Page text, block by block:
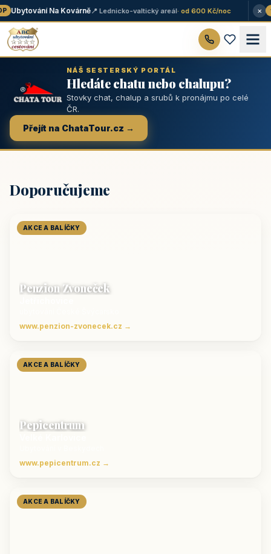
Ubytování Na Kovárně📍 Lednicko-valtický areál· od 600 Kč/noc ★
×
NÁŠ SESTERSKÝ PORTÁL
Hledáte chatu nebo chalupu?
Stovky chat, chalup a srubů k pronájmu po celé
ČR.
Přejít na ChataTour.cz →
Doporučujeme
AKCE A BALÍČKY
Penzion Zvoneček
www.penzion-zvonecek.cz →
AKCE A BALÍČKY
Pepicentrum
www.pepicentrum.cz →
AKCE A BALÍČKY